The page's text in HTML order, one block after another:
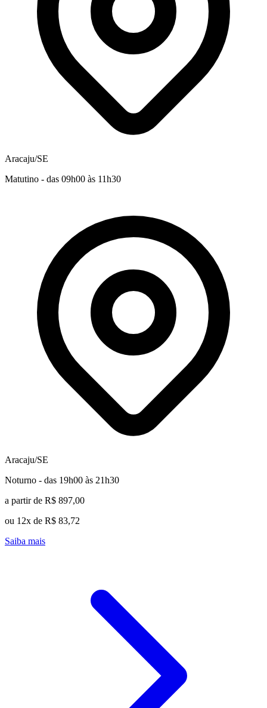
Aracaju/SE
Matutino - das 09h00 às 11h30
Aracaju/SE
Noturno - das 19h00 às 21h30
a partir de R$ 897,00
ou 12x de R$ 83,72
Saiba mais